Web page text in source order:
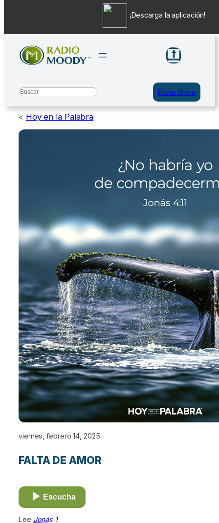
contenido
Search Dona Ahora
< Hoy en la Palabra
viernes, febrero 14, 2025
FALTA DE AMOR
Escucha
Lee Jonás 1
¡Descarga la aplicación!